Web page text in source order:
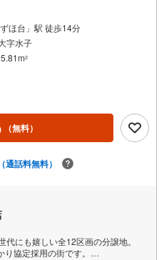
ほ台」駅 徒歩14分
字水子
2
（無料）
（通話料無料）
にも嬉しい全12区画の分譲地。
協定採用の街です。